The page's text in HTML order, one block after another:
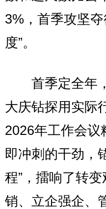
3%，首季攻坚夺
度”。
首季定全年，
大庆钻探用实际
2026年工作会议
即冲刺的干劲，
程”，擂响了转
销、立企强企、